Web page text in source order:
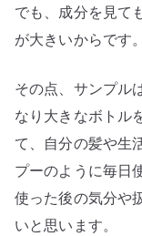
でも、成分を見て
が大きいからです。
その点、サンプル
なり大きなボトル
て、自分の髪や生
プーのように毎日
使った後の気分や
いと思います。